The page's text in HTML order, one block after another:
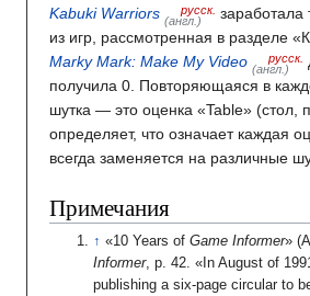
Kabuki Warriors (англ.)
русск. заработала
из игр, рассмотренная в разделе
Marky Mark: Make My Video (англ.)
русск.
получила 0. Повторяющаяся в
шутка — это оценка «Table» (стол,
определяет, что означает каждая
всегда заменяется на различные
Примечания
«10 Years ofGame Informer»
Informer, p. 42. «In August of
publishing a six-page circular to